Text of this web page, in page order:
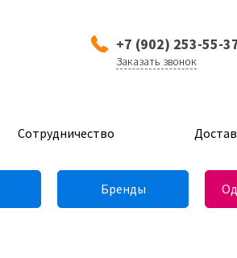
+7 (902) 253-55-
Заказать звонок
Сотрудничество
Бренды